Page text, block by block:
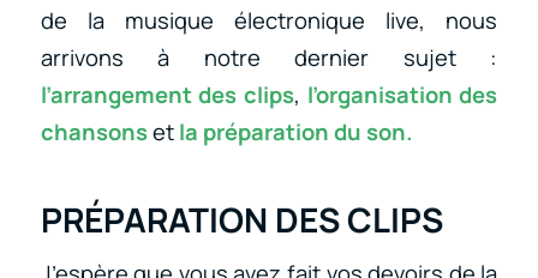
de la musique électronique live, nous
arrivons à notre dernier sujet :
l’arrangement des clips, l’organisation des
chansonsetla préparation du son.
PRÉPARATION DES CLIPS